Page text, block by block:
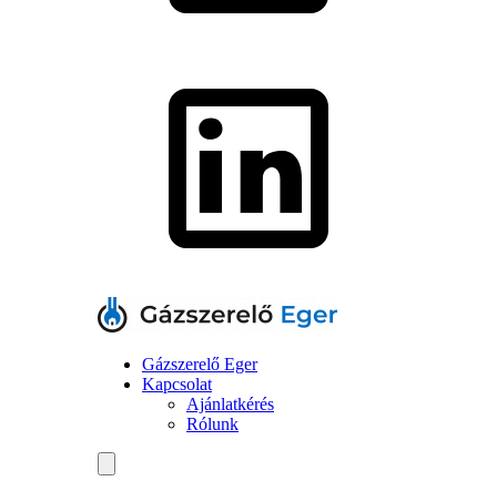
Gázszerelő Eger
Kapcsolat
Ajánlatkérés
Rólunk